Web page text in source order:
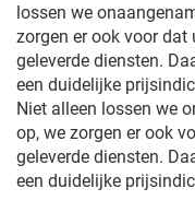
lossen we
zorgen er ook voor
geleverde diensten.
een duidelijke
Niet alleen lossen we
op, we zorgen er ook
geleverde diensten.
een duidelijke